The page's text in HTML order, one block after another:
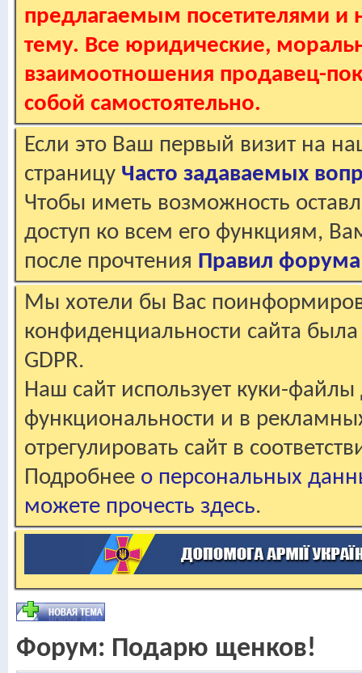
предлагаемым посетителями и
тему. Все юридические,
взаимоотношения продавец-
собой самостоятельно.
Если это Ваш первый визит на
страницу Часто задаваемых
Чтобы иметь возможность
доступ ко всем его функциям,
после прочтения Правил форума
Мы хотели бы Вас
конфиденциальности сайта
GDPR.
Наш сайт использует куки-файлы
функциональности и в
отрегулировать сайт в
Подробнее о персональных
можете прочесть здесь.
Форум: Подарю щенков!